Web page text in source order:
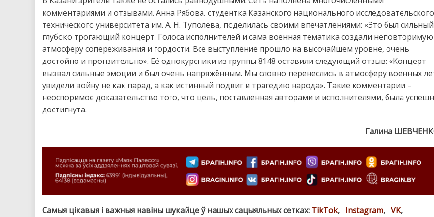
комментариями и отзывами. Анна Рябова, студентка Казанского национального исследовательского
технического университета им. А. Н. Туполева, поделилась своими впечатлениями: «Это был
глубоко трогающий концерт. Голоса исполнителей и сама военная тематика создали неповторимую
атмосферу сопереживания и гордости. Все выступление прошло на высочайшем уровне, очень
достойно и пронзительно». Её однокурсники из группы 8148 оставили следующий отзыв: «Концерт
вызвал сильные эмоции и был очень напряжённым. Мы словно перенеслись в атмосферу военных
увидели войну не как парад, а как истинный подвиг и трагедию народа». Такие комментарии –
неоспоримое доказательство того, что цель, поставленная авторами и исполнителями, была
достигнута.
Галина
Самыя цікавыя і важныя навіны шукайце ў нашых сацыяльных сетках: TikTok, Instagram, VK,